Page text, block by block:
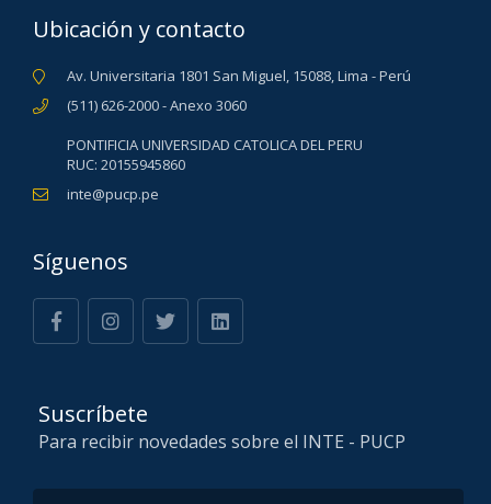
Ubicación y contacto
Av. Universitaria 1801 San Miguel, 15088, Lima - Perú
(511) 626-2000 - Anexo 3060
PONTIFICIA UNIVERSIDAD CATOLICA DEL PERU
RUC: 20155945860
inte@pucp.pe
Síguenos
Suscríbete
Para recibir novedades sobre el INTE - PUCP